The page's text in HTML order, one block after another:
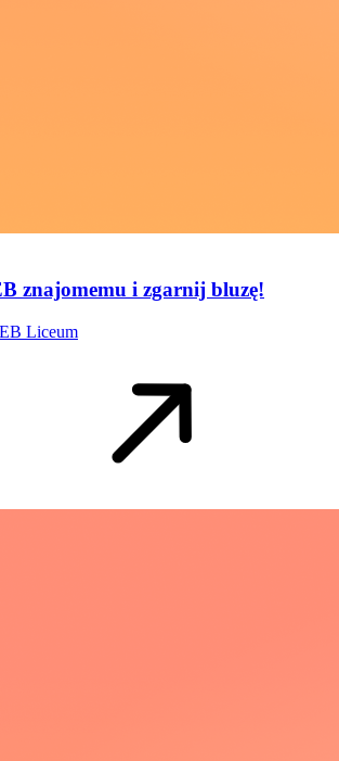
znajomemu i zgarnij bluzę!
Liceum